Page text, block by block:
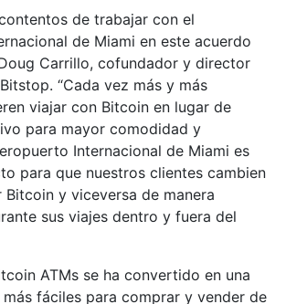
de trabajar con el
de Miami en este acuerdo
Carrillo, cofundador y director
“Cada vez más y más
viajar con Bitcoin en lugar de
para mayor comodidad y
Internacional de Miami es
para que nuestros clientes cambien
Bitcoin y viceversa de manera
sus viajes dentro y fuera del
ATMs se ha convertido en una
más fáciles para comprar y vender de